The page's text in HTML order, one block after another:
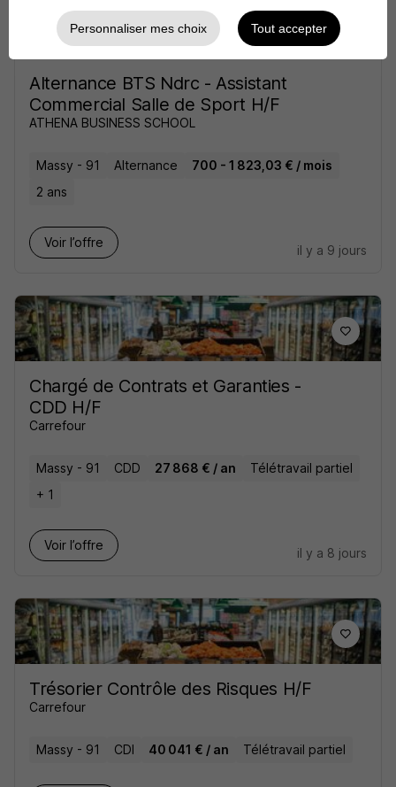
Alternance BTS Ndrc - Assistant
Commercial Salle de Sport H/F
ATHENA BUSINESS SCHOOL
Massy - 91 Alternance
700 - 1 823,03 € / mois
2 ans
Voir l’offre
il y a 9 jours
Chargé de Contrats et Garanties -
CDD H/F
Carrefour
Massy - 91 CDD 27 868 € / an
Télétravail partiel
+ 1
Voir l’offre
il y a 8 jours
Trésorier Contrôle des Risques H/F
Carrefour
Massy - 91 CDI 40 041 € / an Télétravail partiel
Personnaliser mes choix Tout accepter